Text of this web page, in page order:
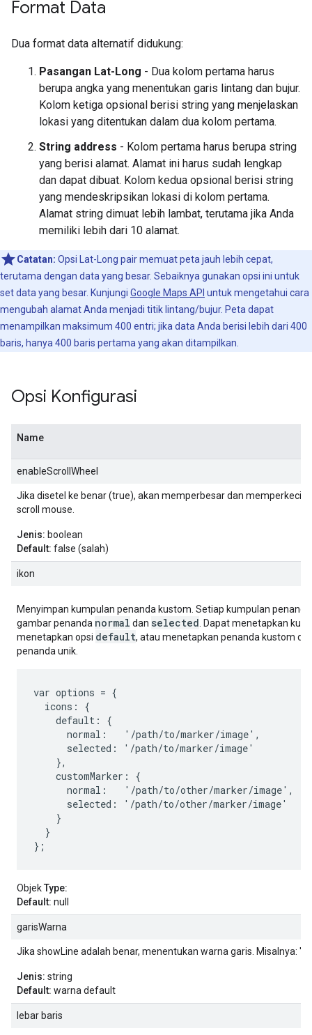
Format Data
Dua format data alternatif didukung:
Pasangan Lat-Long - Dua kolom pertama harus
berupa angka yang menentukan garis lintang dan bujur.
Kolom ketiga opsional berisi string yang menjelaskan
lokasi yang ditentukan dalam dua kolom pertama.
String address - Kolom pertama harus berupa string
yang berisi alamat. Alamat ini harus sudah lengkap
dan dapat dibuat. Kolom kedua opsional berisi string
yang mendeskripsikan lokasi di kolom pertama.
Alamat string dimuat lebih lambat, terutama jika Anda
memiliki lebih dari 10 alamat.
Catatan: Opsi Lat-Long pair memuat peta jauh lebih cepat,
terutama dengan data yang besar. Sebaiknya gunakan opsi ini untuk
set data yang besar. Kunjungi Google Maps API untuk mengetahui cara
mengubah alamat Anda menjadi titik lintang/bujur. Peta dapat
menampilkan maksimum 400 entri; jika data Anda berisi lebih dari 400
baris, hanya 400 baris pertama yang akan ditampilkan.
Opsi Konfigurasi
Name
enableScrollWheel
Jika disetel ke benar (true), akan memperbesar dan memperkecil
scroll mouse.
Jenis: boolean
Default: false (salah)
ikon
Menyimpan kumpulan penanda kustom. Setiap kumpulan
gambar penanda normal dan selected . Dapat menetapkan
menetapkan opsi default, atau menetapkan penanda kustom
penanda unik.
var options = {
  icons: {
    default: {
      normal:   '/path/to/marker/image',
      selected: '/path/to/marker/image'
    },
    customMarker: {
      normal:   '/path/to/other/marker/image',
      selected: '/path/to/other/marker/image'
    }
  }
};
ObjekType:
Default: null
garisWarna
Jika showLine adalah benar, menentukan warna garis. Misalnya:
Jenis: string
Default: warna default
lebar baris